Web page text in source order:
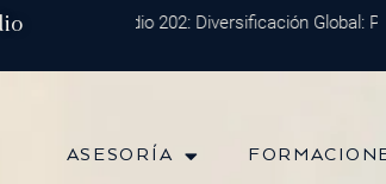
Episodio 202: Diversificación Global:
ASESORÍA